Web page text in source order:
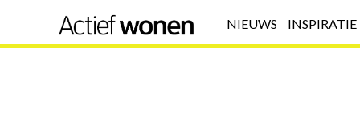
NIEUWS INSPIRATIE